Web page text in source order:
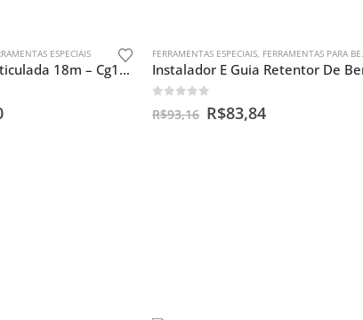
ESPECIAIS
Chave De Vela Articulada 18m – Cg150 / Ybr 125/ Twister
FERRAMENTAS ESPECIAIS, FERRAMENTAS PARA BENGALAS
R$93,16 R$83,84